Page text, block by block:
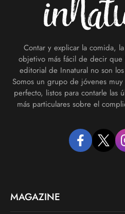
Contar y explicar la comida,
objetivo más fácil de decir
editorial de Innatural no son
Somos un grupo de jóvenes
perfecto, listos para contarle las
más particulares sobre el
facebooktwitter
MAGAZINE